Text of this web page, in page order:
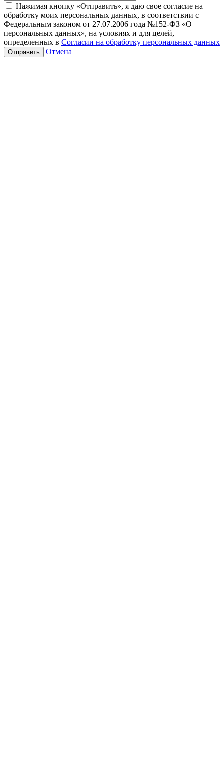
Нажимая кнопку «Отправить», я даю свое согласие на
обработку моих персональных данных, в соответствии с
Федеральным законом от 27.07.2006 года №152-ФЗ «О
персональных данных», на условиях и для целей,
определенных в Согласии на обработку персональных данных
Отмена